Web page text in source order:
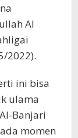
Al
2022).
ini bisa
ulama
Banjari
momen